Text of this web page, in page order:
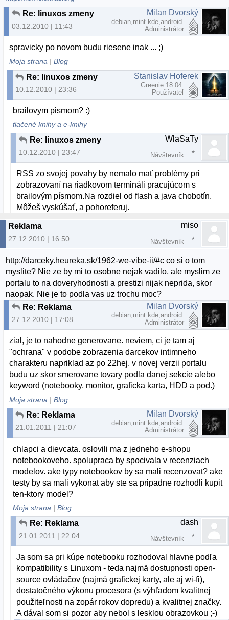
Re: linuxos zmeny
03.12.2010 | 11:43
Milan Dvorský
debian,mint kde,android
Administrátor
spravicky po novom budu riesene inak ... ;)
Moja strana |Blog
Re: linuxos zmeny
10.12.2010 | 23:36
Stanislav Hoferek
Greenie 18.04
Používateľ
brailovym pismom? :)
tlačené knihy a e-knihy
Re: linuxos zmeny
10.12.2010 | 23:47
WlaSaTy
Návštevník
RSS zo svojej povahy by nemalo mať problémy pri
zobrazovaní na riadkovom termináli pracujúcom s
brailovým písmom.Na rozdiel od flash a java chobotín.
Môžeš vyskúšať, a pohoreferuj.
Reklama
27.12.2010 | 16:50
miso
Návštevník
http://darceky.heureka.sk/1962-we-vibe-ii/#c co si o tom
myslite? Nie ze by mi to osobne nejak vadilo, ale myslim ze
portalu to na doveryhodnosti a prestizi nijak neprida, skor
naopak. Nie je to podla vas uz trochu moc?
Re: Reklama
27.12.2010 | 17:08
Milan Dvorský
debian,mint kde,android
Administrátor
zial, je to nahodne generovane. neviem, ci je tam aj
"ochrana" v podobe zobrazenia darcekov intimneho
charakteru napriklad az po 22hej. v novej verzii portalu
budu uz skor smerovane tovary podla danej sekcie alebo
keyword (notebooky, monitor, graficka karta, HDD a pod.)
Moja strana |Blog
Re: Reklama
21.01.2011 | 21:07
Milan Dvorský
debian,mint kde,android
Administrátor
chlapci a dievcata. oslovili ma z jedneho e-shopu
notebookoveho. spolupraca by spocivala v recenziach
modelov. ake typy notebookov by sa mali recenzovat? ake
testy by sa mali vykonat aby ste sa pripadne rozhodli kupit
ten-ktory model?
Moja strana |Blog
Re: Reklama
21.01.2011 | 22:04
dash
Návštevník
Ja som sa pri kúpe notebooku rozhodoval hlavne podľa
kompatibility s Linuxom - teda najmä dostupnosti open-
source ovládačov (najmä grafickej karty, ale aj wi-fi),
dostatočného výkonu procesora (s výhľadom kvalitnej
použiteľnosti na zopár rokov dopredu) a kvalitnej značky.
A dával som si pozor aby nebol s lesklou obrazovkou ;-)